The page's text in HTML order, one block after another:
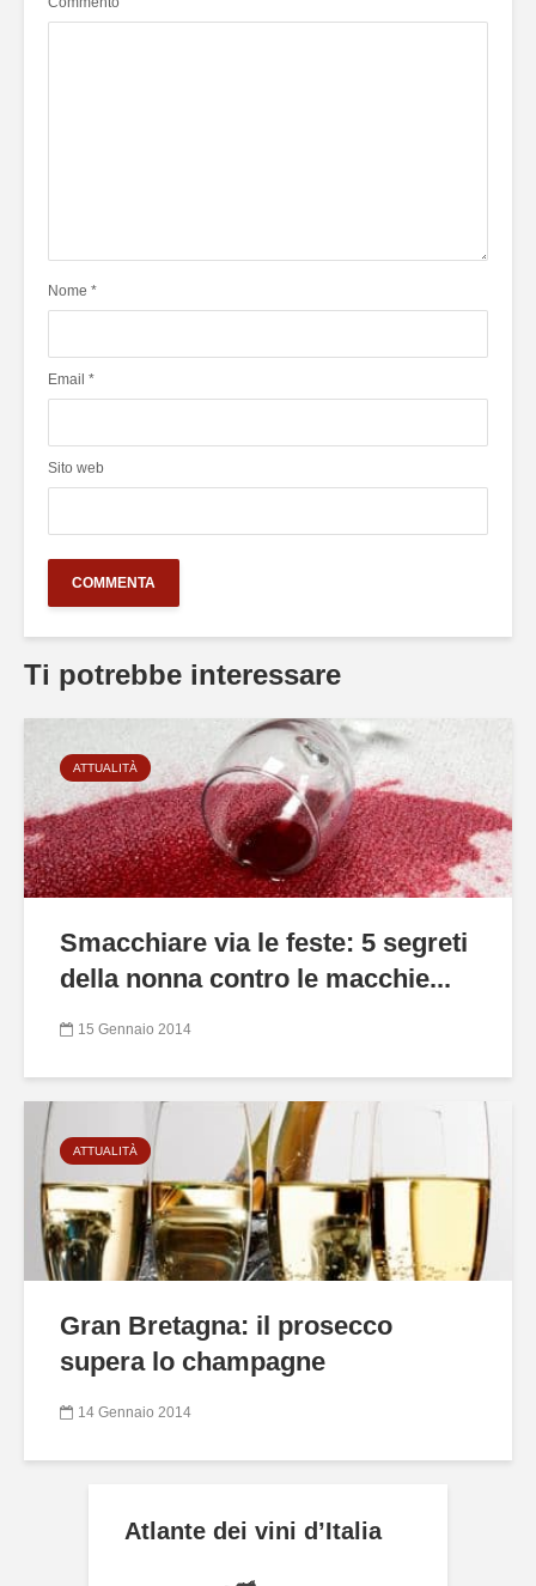
Nome *
Email *
Sito web
Ti potrebbe interessare
ATTUALITÀ
Smacchiare via le feste: 5 segreti
della nonna contro le macchie...
15 Gennaio 2014
ATTUALITÀ
Gran Bretagna: il prosecco
supera lo champagne
14 Gennaio 2014
Atlante dei vini d’Italia